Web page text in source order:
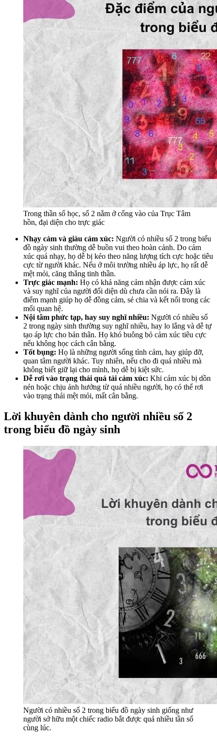
Trong thần số học, số 2 nằm ở cổng vào của Trục Tâm
hồn, đại diện cho trực giác
Nhạy cảm và giàu cảm xúc: Người có nhiều số 2 trong biểu
đồ ngày sinh thường dễ buồn vui theo hoàn cảnh. Do cảm
xúc quá nhạy, họ dễ bị kéo theo năng lượng tích cực hoặc tiêu
cực từ người khác. Nếu ở môi trường nhiều áp lực, họ rất dễ
mệt mỏi, căng thẳng tinh thần.
Trực giác mạnh: Họ có khả năng cảm nhận được cảm xúc
và suy nghĩ của người đối diện dù chưa cần nói ra. Đây là
điểm mạnh giúp họ dễ đồng cảm, sẻ chia và kết nối trong các
mối quan hệ.
Nội tâm phức tạp, hay suy nghĩ nhiều: Người có nhiều số
2 trong ngày sinh thường suy nghĩ nhiều, hay lo lắng và dễ tự
tạo áp lực cho bản thân. Họ khó buông bỏ cảm xúc tiêu cực
nếu không học cách cân bằng.
Tốt bụng: Họ là những người sống tình cảm, hay giúp đỡ,
quan tâm người khác. Tuy nhiên, nếu cho đi quá nhiều mà
không biết giữ lại cho mình, họ dễ bị kiệt sức.
Dễ rơi vào trạng thái quá tải cảm xúc: Khi cảm xúc bị dồn
nén hoặc chịu ảnh hưởng từ quá nhiều người, họ có thể rơi
vào trạng thái mệt mỏi, mất cân bằng.
Lời khuyên dành cho người nhiều số 2
trong biểu đồ ngày sinh
Người có nhiều số 2 trong biểu đồ ngày sinh giống như
người sở hữu một chiếc radio bắt được quá nhiều tần số
cùng lúc.